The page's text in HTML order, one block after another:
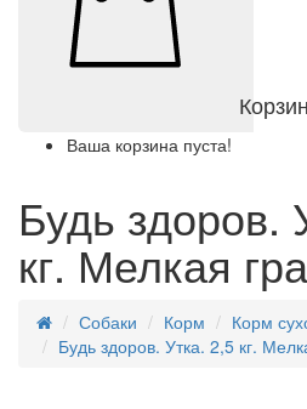
Ваша корзина пуста!
Будь здоров.
кг. Мелкая
Собаки Корм
Корм
Будь здоров. Утка. 2,5 кг.